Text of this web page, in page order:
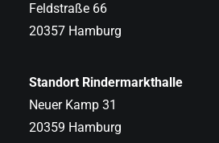
Feldstraße 66
20357 Hamburg
Standort Rindermarkthalle
Neuer Kamp 31
20359 Hamburg